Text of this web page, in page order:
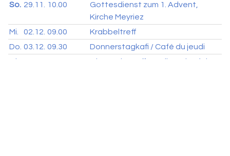
So. 29.11. 10.00
Gottesdienst zum 1. Advent,
Kirche Meyriez
Mi.
02.12. 09.00
Krabbeltreff
Do. 03.12. 09.30
Donnerstagkafi / Café du jeudi
Mi.
Mittwoch-Treff - Weihnachtsfeier /